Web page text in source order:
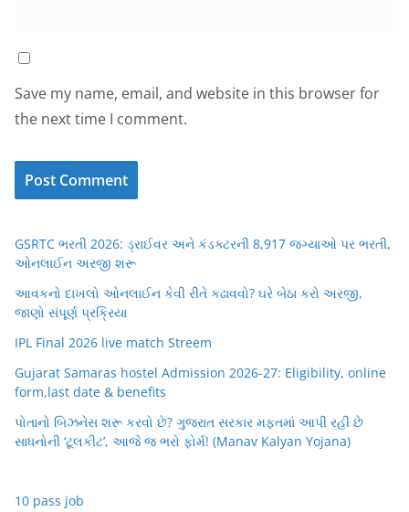
Save my name, email, and website in this browser for
the next time I comment.
GSRTC ભરતી 2026: ડ્રાઈવર અને કંડક્ટરની 8,917 જગ્યાઓ પર ભરતી,
ઓનલાઈન અરજી શરૂ
આવકનો દાખલો ઓનલાઈન કેવી રીતે કઢાવવો? ઘરે બેઠા કરો અરજી,
જાણો સંપૂર્ણ પ્રક્રિયા
IPL Final 2026 live match Streem
Gujarat Samaras hostel Admission 2026-27: Eligibility, online
form,last date & benefits
પોતાનો બિઝનેસ શરૂ કરવો છે? ગુજરાત સરકાર મફતમાં આપી રહી છે
સાધનોની ‘ટૂલકીટ’, આજે જ ભરો ફોર્મ! (Manav Kalyan Yojana)
10 pass job